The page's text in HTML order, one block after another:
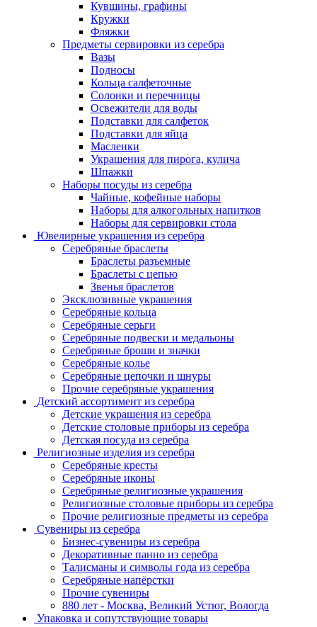
Кувшины, графины
Кружки
Фляжки
Предметы сервировки из серебра
Вазы
Подносы
Кольца салфеточные
Солонки и перечницы
Освежители для воды
Подставки для салфеток
Подставки для яйца
Масленки
Украшения для пирога, кулича
Шпажки
Наборы посуды из серебра
Чайные, кофейные наборы
Наборы для алкогольных напитков
Наборы для сервировки стола
Ювелирные украшения из серебра
Серебряные браслеты
Браслеты разъемные
Браслеты с цепью
Звенья браслетов
Эксклюзивные украшения
Серебряные кольца
Серебряные серьги
Серебряные подвески и медальоны
Серебряные броши и значки
Серебряные колье
Серебряные цепочки и шнуры
Прочие серебряные украшения
Детский ассортимент из серебра
Детские украшения из серебра
Детские столовые приборы из серебра
Детская посуда из серебра
Религиозные изделия из серебра
Серебряные кресты
Серебряные иконы
Серебряные религиозные украшения
Религиозные столовые приборы из серебра
Прочие религиозные предметы из серебра
Сувениры из серебра
Бизнес-сувениры из серебра
Декоративные панно из серебра
Талисманы и символы года из серебра
Серебряные напёрстки
Прочие сувениры
880 лет - Москва, Великий Устюг, Вологда
Упаковка и сопутствующие товары